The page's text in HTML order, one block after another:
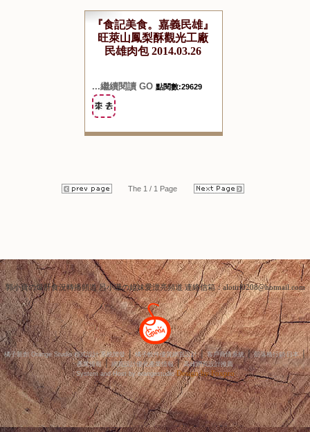
『食記美食。嘉義民雄』
旺萊山鳳梨酥觀光工廠
民雄肉包 2014.03.26
...繼續閱讀 GO 點閱數:29629
The 1 / 1 Page